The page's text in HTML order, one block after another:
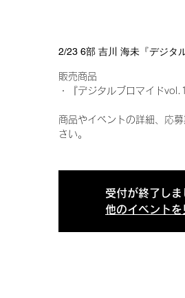
2/23 6部 吉川 海未『デジタ
販売商品
・『デジタルブロマイド
商品やイベントの詳細、応
さい。
受付が終了しま
他のイベントを